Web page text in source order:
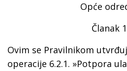
Opće
Članak
Ovim se Pravilnikom
operacije 6.2.1. »Potpora